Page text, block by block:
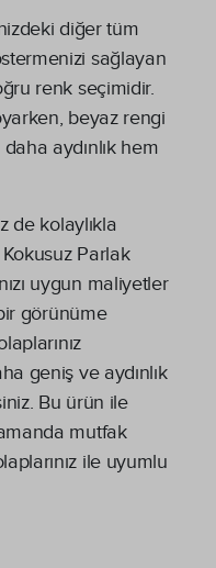
diğer tüm
sağlayan
renk seçimidir.
beyaz rengi
daha aydınlık hem
de kolaylıkla
Kokusuz Parlak
uygun maliyetler
görünüme
geniş ve aydınlık
Bu ürün ile
mutfak
ile uyumlu